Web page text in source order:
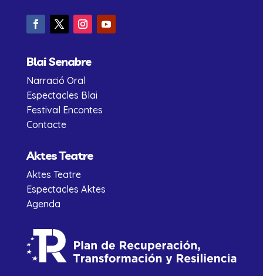
Blai Senabre
Narració Oral
Espectacles Blai
Festival Encontes
Contacte
Aktes Teatre
Aktes Teatre
Espectacles Aktes
Agenda